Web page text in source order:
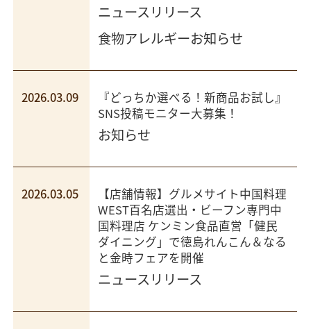
ニュースリリース
食物アレルギーお知らせ
2026.03.09
『どっちか選べる！新商品お試し』
SNS投稿モニター大募集！
お知らせ
2026.03.05
【店舗情報】グルメサイト中国料理
WEST百名店選出・ビーフン専門中
国料理店 ケンミン食品直営「健民
ダイニング」で徳島れんこん＆なる
と金時フェアを開催
ニュースリリース